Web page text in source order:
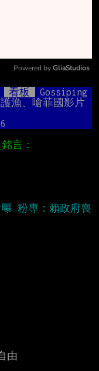
Mute
Powered by GliaStudios
看板
Gossiping
漁、嗆菲國影片
粉專：賴政府喪
由